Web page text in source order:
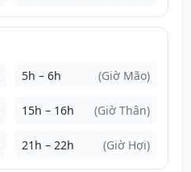
5h – 6h (Giờ Mão)
15h – 16h (Giờ Thân)
21h – 22h (Giờ Hợi)